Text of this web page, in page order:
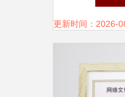
更新时间：2026-